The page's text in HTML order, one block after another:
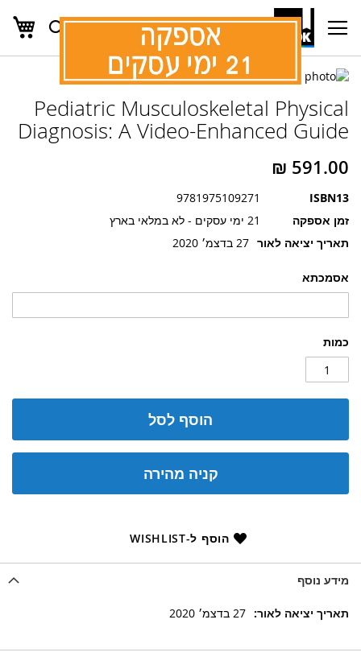
Skip
Content
חפש
אסמכתא
כמות
הוסף לסל
קניה מהירה
הוסף ל-WISHLIST
Pediatric Musculoskeletal Physical
Diagnosis: A Video-Enhanced Guide
ISBN13
9781975109271
זמן אספקה
21 ימי עסקים - לא במלאי בארץ
תאריך יציאה לאור 27 בדצמ׳ 2020
לדלג
של
גלריית
תמונות
להתחלה
של
גלריית
מידע נוסף
מידע
27 בדצמ׳ 2020